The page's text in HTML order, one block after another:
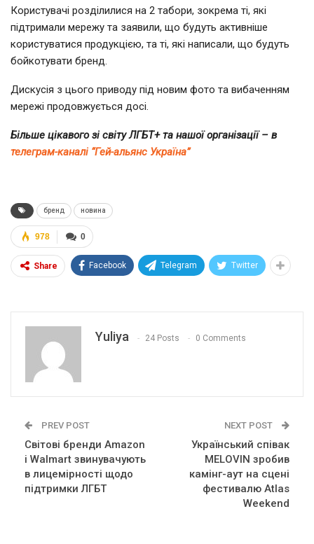
Користувачі розділилися на 2 табори, зокрема ті, які
підтримали мережу та заявили, що будуть активніше
користуватися продукцією, та ті, які написали, що будуть
бойкотувати бренд.
Дискусія з цього приводу під новим фото та вибаченням
мережі продовжується досі.
Більше цікавого зі світу ЛГБТ+ та нашої організації – в
телеграм-каналі “Гей-альянс Україна”
бренд новина
0
978
Share Facebook Telegram Twitter
Yuliya 24 Posts 0 Comments
PREV POST
Світові бренди Amazon
і Walmart звинувачують
в лицемірності щодо
підтримки ЛГБТ
NEXT POST
Український співак
MELOVIN зробив
камінг-аут на сцені
фестивалю Atlas
Weekend